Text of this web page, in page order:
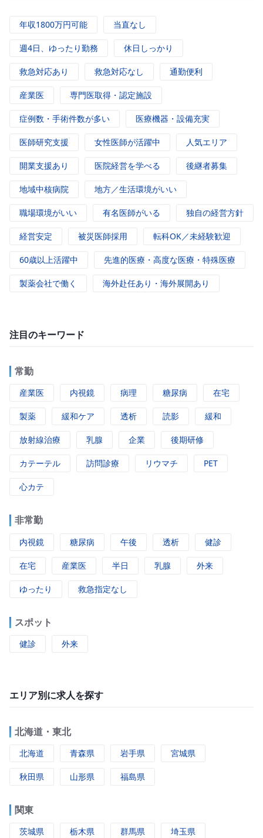
年収1800万円可能 当直なし
週4日、ゆったり勤務 休日しっかり
救急対応あり 救急対応なし 通勤便利
産業医 専門医取得・認定施設
症例数・手術件数が多い 医療機器・設備充実
医師研究支援 女性医師が活躍中 人気エリア
開業支援あり 医院経営を学べる 後継者募集
地域中核病院 地方／生活環境がいい
職場環境がいい 有名医師がいる 独自の経営方針
経営安定 被災医師採用 転科OK／未経験歓迎
60歳以上活躍中 先進的医療・高度な医療・特殊医療
製薬会社で働く 海外赴任あり・海外展開あり
注目のキーワード
常勤
産業医 内視鏡 病理 糖尿病 在宅
製薬 緩和ケア 透析 読影 緩和
放射線治療 乳腺 企業 後期研修
カテーテル 訪問診療 リウマチ PET
心カテ
非常勤
内視鏡 糖尿病 午後 透析 健診
在宅 産業医 半日 乳腺 外来
ゆったり 救急指定なし
スポット
健診 外来
エリア別に求人を探す
北海道・東北
北海道 青森県 岩手県 宮城県
秋田県 山形県 福島県
関東
茨城県 栃木県 群馬県 埼玉県